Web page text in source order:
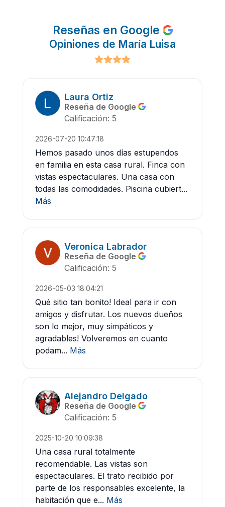
Reseñas en Google
Opiniones de María Luisa
Laura Ortiz
Reseña de Google
Calificación: 5
2026-07-20 10:47:18
Hemos pasado unos días estupendos
en familia en esta casa rural. Finca con
vistas espectaculares. Una casa con
todas las comodidades. Piscina cubiert...
Más
Veronica Labrador
Reseña de Google
Calificación: 5
2026-05-03 18:04:21
Qué sitio tan bonito! Ideal para ir con
amigos y disfrutar. Los nuevos dueños
son lo mejor, muy simpáticos y
agradables! Volveremos en cuanto
podam... Más
Alejandro Delgado
Reseña de Google
Calificación: 5
2025-10-20 10:09:38
Una casa rural totalmente
recomendable. Las vistas son
espectaculares. El trato recibido por
parte de los responsables excelente, la
habitación que e... Más